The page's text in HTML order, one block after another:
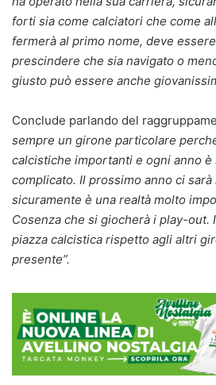
forti sia come calciatori che come
fermerà al primo nome, deve
prescindere che sia navigato o
giusto può essere anche
Conclude parlando del
sempre un girone particolare
calcistiche importanti e ogni anno è
complicato. Il prossimo anno ci
sicuramente è una realtà molto
Cosenza che si giocherà i play-out.
piazza calcistica rispetto agli altri
presente”.